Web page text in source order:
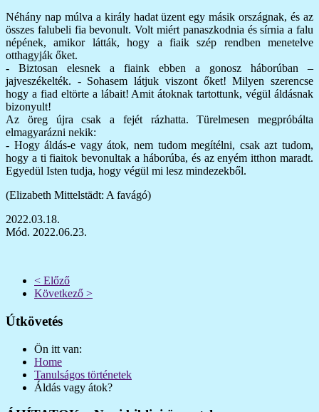
Néhány nap múlva a király hadat üzent egy másik országnak, és az
összes falubeli fia bevonult. Volt miért panaszkodnia és sírnia a falu
népének, amikor látták, hogy a fiaik szép rendben menetelve
otthagyják őket.
- Biztosan elesnek a fiaink ebben a gonosz háborúban –
jajveszékelték. - Sohasem látjuk viszont őket! Milyen szerencse
hogy a fiad eltörte a lábait! Amit átoknak tartottunk, végül áldásnak
bizonyult!
Az öreg újra csak a fejét rázhatta. Türelmesen megpróbálta
elmagyarázni nekik:
- Hogy áldás-e vagy átok, nem tudom megítélni, csak azt tudom,
hogy a ti fiaitok bevonultak a háborúba, és az enyém itthon maradt.
Egyedül Isten tudja, hogy végül mi lesz mindezekből.
(Elizabeth Mittelstädt: A favágó)
2022.03.18.
Mód. 2022.06.23.
< Előző
Következő >
Útkövetés
Ön itt van:
Home
Tanulságos történetek
Áldás vagy átok?